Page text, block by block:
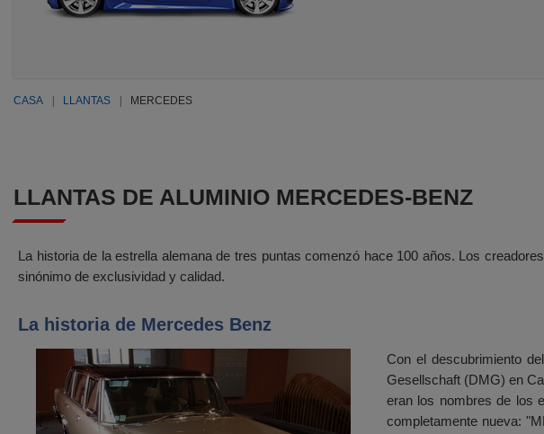
CASA LLANTAS MERCEDES
LLANTAS DE ALUMINIO MERCEDES-BENZ
La historia de la estrella alemana de tres puntas comenzó hace 100 años. Los
sinónimo de exclusividad y calidad.
La historia de Mercedes Benz
Con el descubrimiento
Gesellschaft (DMG) en
eran los nombres de los
completamente nueva: